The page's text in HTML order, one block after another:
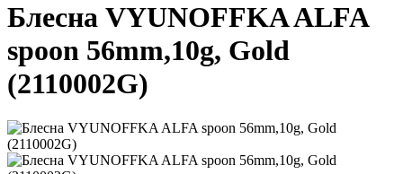
Блесна VYUNOFFKA ALFA
spoon 56mm,10g, Gold
(2110002G)